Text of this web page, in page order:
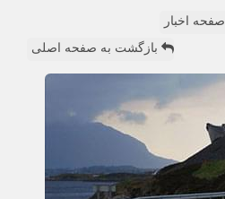
صفحه اخبار
بازگشت به صفحه اصلی